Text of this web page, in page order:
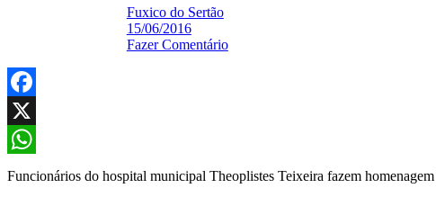
Fuxico do Sertão
15/06/2016
Fazer Comentário
Facebook
X
WhatsApp
Funcionários do hospital municipal Theoplistes Teixeira fazem